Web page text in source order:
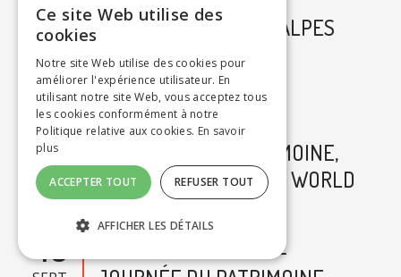
12
AOÛT
2026
"GALAXIES", HAUTES ALPES
17
SEPT.
2026
" CHANTS DE L'AME ",
JOURNÉES DU PATRIMOINE,
VÉBRON, INVENTOR & WORLD
EUPHONE CONSORT
18
" CHANTS DE L'AME " -
ENGLISH
Ce site Web utilise des
cookies
Notre site Web utilise des cookies pour
améliorer l'expérience utilisateur. En
utilisant notre site Web, vous acceptez tous
les cookies conformément à notre
Politique relative aux cookies. En savoir
plus
ACCEPTER TOUT REFUSER TOUT
AFFICHER LES DÉTAILS